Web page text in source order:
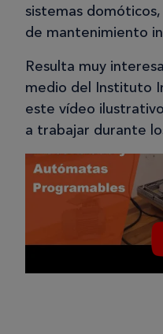
sistemas
de mantenimiento
Resulta muy
medio del Instituto
este vídeo
a trabajar durante